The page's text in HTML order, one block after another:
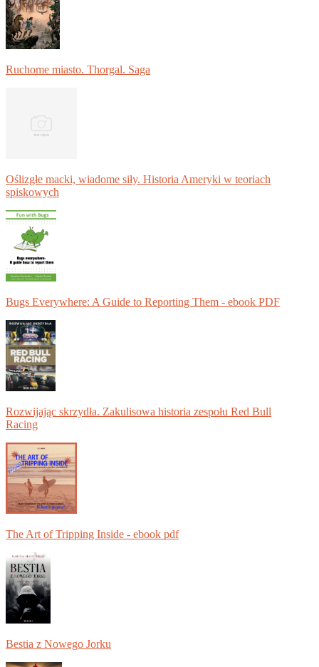
Ruchome miasto. Thorgal. Saga
Oślizgłe macki, wiadome siły. Historia Ameryki w teoriach
spiskowych
Bugs Everywhere: A Guide to Reporting Them - ebook PDF
Rozwijając skrzydła. Zakulisowa historia zespołu Red Bull
Racing
The Art of Tripping Inside - ebook pdf
Bestia z Nowego Jorku